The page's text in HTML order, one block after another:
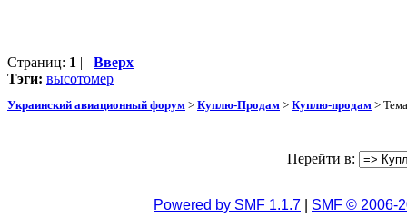
Страниц: 1 | Вверх
Тэги: высотомер
Украинский авиационный форум > Куплю-Продам > Куплю-продам >
Перейти в:
Powered by SMF 1.1.7 SMF © 2006-